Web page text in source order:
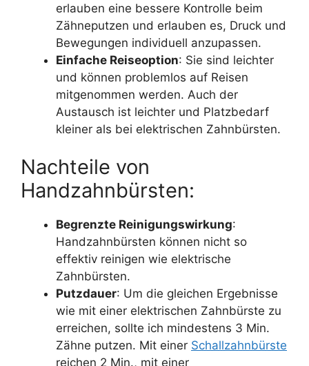
erlauben eine bessere Kontrolle beim
Zähneputzen und erlauben es, Druck und
Bewegungen individuell anzupassen.
Einfache Reiseoption: Sie sind leichter
und können problemlos auf Reisen
mitgenommen werden. Auch der
Austausch ist leichter und Platzbedarf
kleiner als bei elektrischen Zahnbürsten.
Nachteile von
Handzahnbürsten:
Begrenzte Reinigungswirkung:
Handzahnbürsten können nicht so
effektiv reinigen wie elektrische
Zahnbürsten.
Putzdauer: Um die gleichen Ergebnisse
wie mit einer elektrischen Zahnbürste zu
erreichen, sollte ich mindestens 3 Min.
Zähne putzen. Mit einer Schallzahnbürste
reichen 2 Min., mit einer